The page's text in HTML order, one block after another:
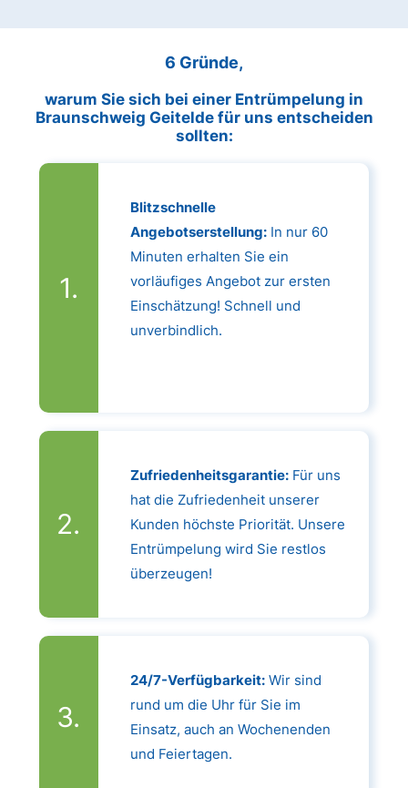
6 Gründe,
warum Sie sich bei einer Entrümpelung in
Braunschweig Geitelde für uns entscheiden
sollten:
Blitzschnelle
Angebotserstellung:In nur 60
Minuten erhalten Sie ein
vorläufiges Angebot zur ersten
Einschätzung! Schnell und
unverbindlich.
Zufriedenheitsgarantie:Für uns
hat die Zufriedenheit unserer
Kunden höchste Priorität. Unsere
Entrümpelung wird Sie restlos
überzeugen!
24/7-Verfügbarkeit:Wir sind
rund um die Uhr für Sie im
Einsatz, auch an Wochenenden
und Feiertagen.